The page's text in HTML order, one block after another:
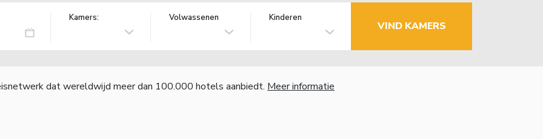
Kamers: Volwassenen Kinderen
VIND KAMERS
dat wereldwijd meer dan 100.000 hotels aanbiedt. Meer informatie